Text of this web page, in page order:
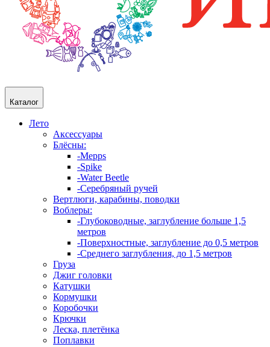
Каталог
Лето
Аксессуары
Блёсны:
-Mepps
-Spike
-Water Beetle
-Серебряный ручей
Вертлюги, карабины, поводки
Воблеры:
-Глубоководные, заглубление больше 1,5
метров
-Поверхностные, заглубление до 0,5 метров
-Среднего заглубления, до 1,5 метров
Груза
Джиг головки
Катушки
Кормушки
Коробочки
Крючки
Леска, плетёнка
Поплавки